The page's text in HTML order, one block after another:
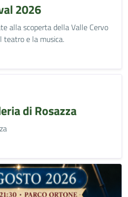
2026
alla scoperta della Valle Cervo
teatro e la musica.
di Rosazza